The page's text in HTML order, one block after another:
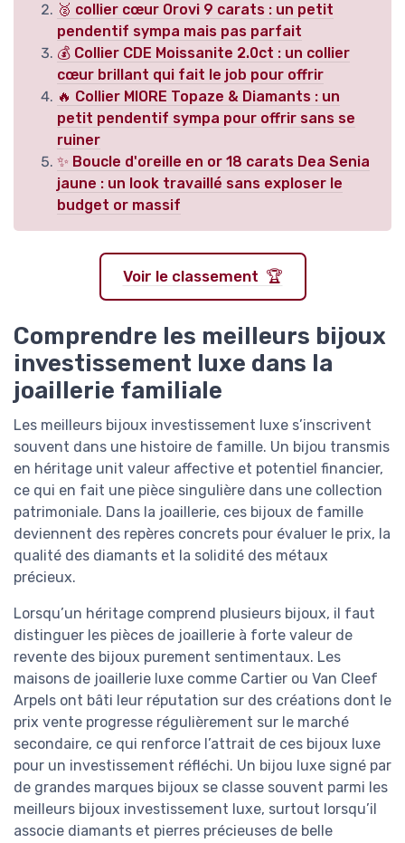
🥈 collier cœur Orovi 9 carats : un petit
pendentif sympa mais pas parfait
💰 Collier CDE Moissanite 2.0ct : un collier
cœur brillant qui fait le job pour offrir
🔥 Collier MIORE Topaze & Diamants : un
petit pendentif sympa pour offrir sans se
ruiner
✨ Boucle d'oreille en or 18 carats Dea Senia
jaune : un look travaillé sans exploser le
budget or massif
Voir le classement 🏆
Comprendre les meilleurs bijoux
investissement luxe dans la
joaillerie familiale
Les meilleurs bijoux investissement luxe s’inscrivent
souvent dans une histoire de famille. Un bijou transmis
en héritage unit valeur affective et potentiel financier,
ce qui en fait une pièce singulière dans une collection
patrimoniale. Dans la joaillerie, ces bijoux de famille
deviennent des repères concrets pour évaluer le prix, la
qualité des diamants et la solidité des métaux
précieux.
Lorsqu’un héritage comprend plusieurs bijoux, il faut
distinguer les pièces de joaillerie à forte valeur de
revente des bijoux purement sentimentaux. Les
maisons de joaillerie luxe comme Cartier ou Van Cleef
Arpels ont bâti leur réputation sur des créations dont le
prix vente progresse régulièrement sur le marché
secondaire, ce qui renforce l’attrait de ces bijoux luxe
pour un investissement réfléchi. Un bijou luxe signé par
de grandes marques bijoux se classe souvent parmi les
meilleurs bijoux investissement luxe, surtout lorsqu’il
associe diamants et pierres précieuses de belle